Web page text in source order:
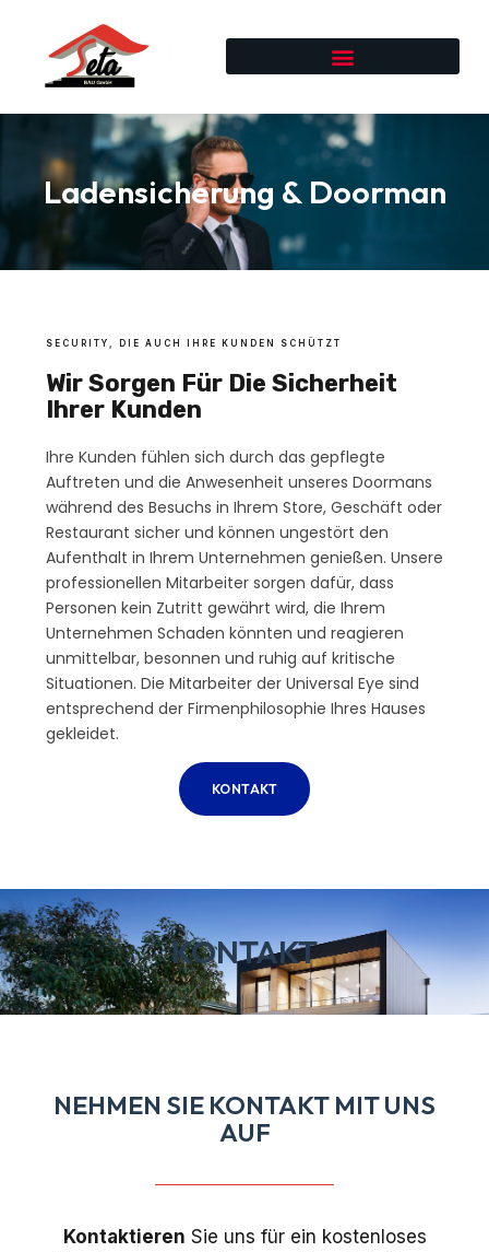
Ladensicherung & Doorman
SECURITY, DIE AUCH IHRE KUNDEN SCHÜTZT
Wir Sorgen Für Die Sicherheit
Ihrer Kunden
Ihre Kunden fühlen sich durch das gepflegte
Auftreten und die Anwesenheit unseres Doormans
während des Besuchs in Ihrem Store, Geschäft oder
Restaurant sicher und können ungestört den
Aufenthalt in Ihrem Unternehmen genießen. Unsere
professionellen Mitarbeiter sorgen dafür, dass
Personen kein Zutritt gewährt wird, die Ihrem
Unternehmen Schaden könnten und reagieren
unmittelbar, besonnen und ruhig auf kritische
Situationen. Die Mitarbeiter der Universal Eye sind
entsprechend der Firmenphilosophie Ihres Hauses
gekleidet.
KONTAKT
KONTAKT
NEHMEN SIE KONTAKT MIT UNS
AUF
Kontaktieren Sie uns für ein kostenloses